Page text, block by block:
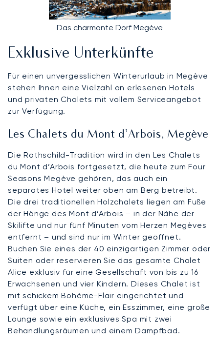
Das charmante Dorf Megève
Exklusive Unterkünfte
Für einen unvergesslichen Winterurlaub in Megève
stehen Ihnen eine Vielzahl an erlesenen Hotels
und privaten Chalets mit vollem Serviceangebot
zur Verfügung.
Les Chalets du Mont d’Arbois, Megève
Die Rothschild-Tradition wird in den Les Chalets
du Mont d’Arbois fortgesetzt, die heute zum Four
Seasons Megève gehören, das auch ein
separates Hotel weiter oben am Berg betreibt.
Die drei traditionellen Holzchalets liegen am Fuße
der Hänge des Mont d’Arbois – in der Nähe der
Skilifte und nur fünf Minuten vom Herzen Megèves
entfernt – und sind nur im Winter geöffnet.
Buchen Sie eines der 40 einzigartigen Zimmer oder
Suiten oder reservieren Sie das gesamte Chalet
Alice exklusiv für eine Gesellschaft von bis zu 16
Erwachsenen und vier Kindern. Dieses Chalet ist
mit schickem Bohème-Flair eingerichtet und
verfügt über eine Küche, ein Esszimmer, eine große
Lounge sowie ein exklusives Spa mit zwei
Behandlungsräumen und einem Dampfbad.